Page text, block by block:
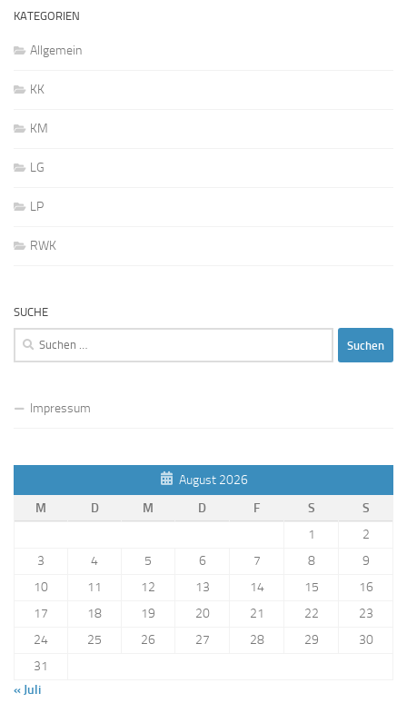
KATEGORIEN
Allgemein
KK
KM
LG
LP
RWK
SUCHE
Suchen
nach:
Impressum
August 2026
M
D M D F S
S
1
2
3
4 5 6 7 8
9
10
11 12 13 14 15
16
17
18 19 20 21 22
23
24
25 26 27 28 29
30
31
« Juli